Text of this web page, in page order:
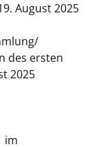
August 2025
des ersten
2025
im